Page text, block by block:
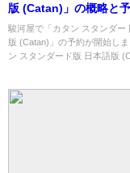
版 (Catan)」の概略と
能なショップ紹介！
駿河屋で「カタン スタンダー
版 (Catan)」の予約が開始し
ン スタンダード版 日本語版